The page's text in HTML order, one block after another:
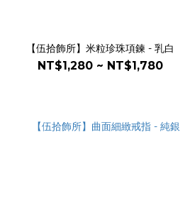
【伍拾飾所】米粒珍珠項鍊 - 乳白
NT$1,280 ~ NT$1,780